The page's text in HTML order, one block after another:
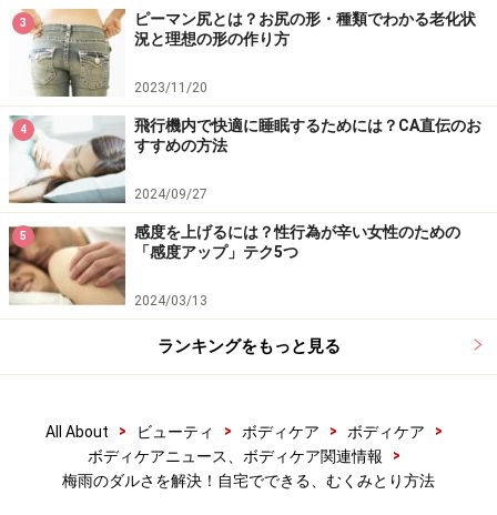
3
ピーマン尻とは？お尻の形・種類でわかる老化状
況と理想の形の作り方
2023/11/20
4
飛行機内で快適に睡眠するためには？CA直伝のお
すすめの方法
2024/09/27
5
感度を上げるには？性行為が辛い女性のための
「感度アップ」テク5つ
2024/03/13
ランキングをもっと見る
All About > ビューティ > ボディケア > ボディケア
>
ボディケアニュース、ボディケア関連情報
>
梅雨のダルさを解決！自宅でできる、むくみとり方法